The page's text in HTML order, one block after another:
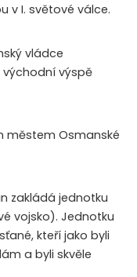
v I. světové válce.
vládce
výspě
městem Osmanské
zakládá jednotku
vojsko). Jednotku
kteří jako byli
a byli skvěle